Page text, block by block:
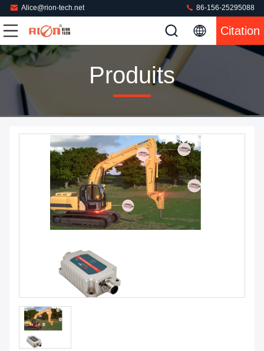
Alice@rion-tech.net 86-156-25295088
Citation
Produits